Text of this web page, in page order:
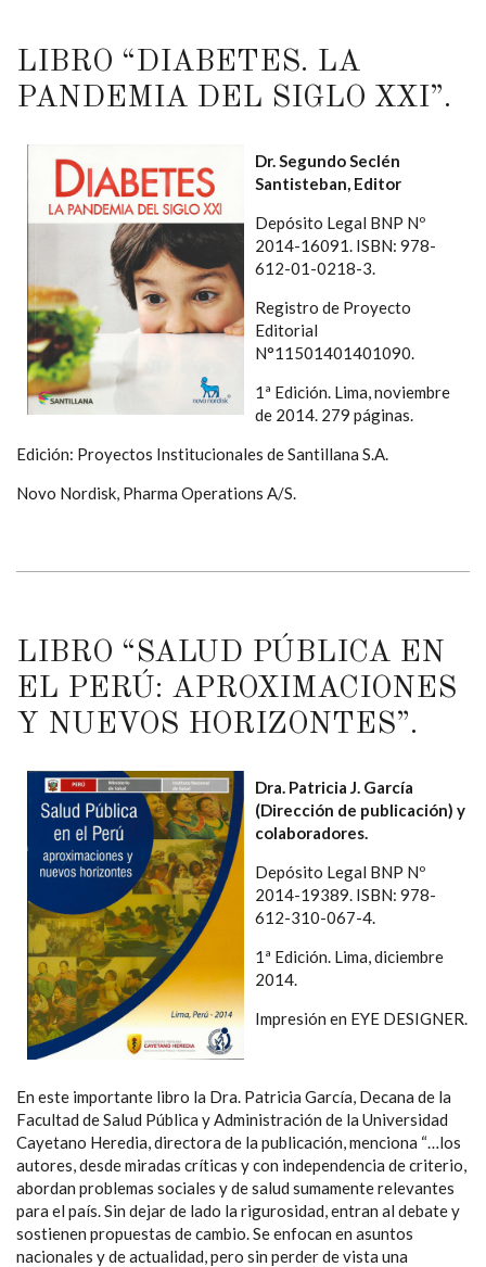
LIBRO “DIABETES. LA
PANDEMIA DEL SIGLO XXI”.
Dr. Segundo Seclén
Santisteban, Editor
Depósito Legal BNP Nº
2014-16091. ISBN: 978-
612-01-0218-3.
Registro de Proyecto
Editorial
N°11501401401090.
1ª Edición. Lima, noviembre
de 2014. 279 páginas.
Edición: Proyectos Institucionales de Santillana S.A.
Novo Nordisk, Pharma Operations A/S.
LIBRO “SALUD PÚBLICA EN
EL PERÚ: APROXIMACIONES
Y NUEVOS HORIZONTES”.
Dra. Patricia J. García
(Dirección de publicación) y
colaboradores.
Depósito Legal BNP Nº
2014-19389. ISBN: 978-
612-310-067-4.
1ª Edición. Lima, diciembre
2014.
Impresión en EYE DESIGNER.
En este importante libro la Dra. Patricia García, Decana de la
Facultad de Salud Pública y Administración de la Universidad
Cayetano Heredia, directora de la publicación, menciona “…los
autores, desde miradas críticas y con independencia de criterio,
abordan problemas sociales y de salud sumamente relevantes
para el país. Sin dejar de lado la rigurosidad, entran al debate y
sostienen propuestas de cambio. Se enfocan en asuntos
nacionales y de actualidad, pero sin perder de vista una